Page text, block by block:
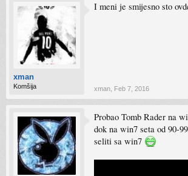
xman
Komšija
I meni je smijesno sto
xman Feb 7, 2016
Probao Tomb Rader na
dok na win7 seta od 90-
seliti sa win7